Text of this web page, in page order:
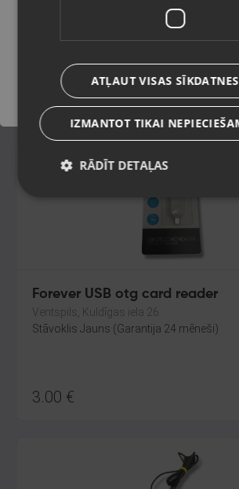
Stāvoklis Jauns (Garantija 24 mēneši)
€
Forever USB otg card reader
Ventspils, Kuldīgas iela 26
Stāvoklis Jauns (Garantija 24 mēneši)
3.00 €
Saglabāt
ATĻAUT VISAS SĪKDATNES
IZMANTOT TIKAI
RĀDĪT DETAĻAS